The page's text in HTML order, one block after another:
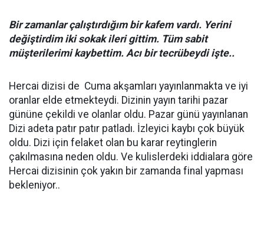
Bir zamanlar çalıştırdığım bir kafem vardı. Yerini
değiştirdim iki sokak ileri gittim. Tüm sabit
müşterilerimi kaybettim. Acı bir tecrübeydi işte..
Hercai dizisi de Cuma akşamları yayınlanmakta ve iyi
oranlar elde etmekteydi. Dizinin yayın tarihi pazar
gününe çekildi ve olanlar oldu. Pazar günü yayınlanan
Dizi adeta patır patır patladı. İzleyici kaybı çok büyük
oldu. Dizi için felaket olan bu karar reytinglerin
çakılmasına neden oldu. Ve kulislerdeki iddialara göre
Hercai dizisinin çok yakın bir zamanda final yapması
bekleniyor..